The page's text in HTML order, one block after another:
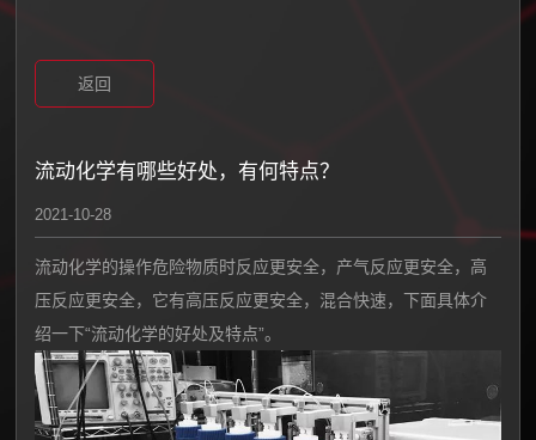
返回
​流动化学有哪些好处，有何特点？
2021-10-28
流动化学的操作危险物质时反应更安全，产气反应更安全，高
压反应更安全，它有高压反应更安全，混合快速，下面具体介
绍一下“流动化学的好处及特点”。